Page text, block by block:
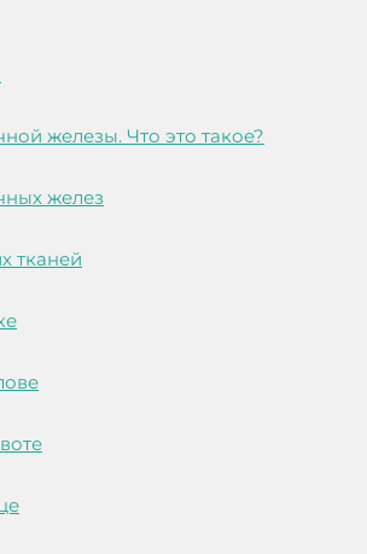
железы. Что это такое?
желез
тканей